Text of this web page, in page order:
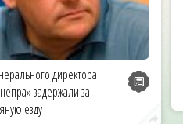
директора
задержали за
езду